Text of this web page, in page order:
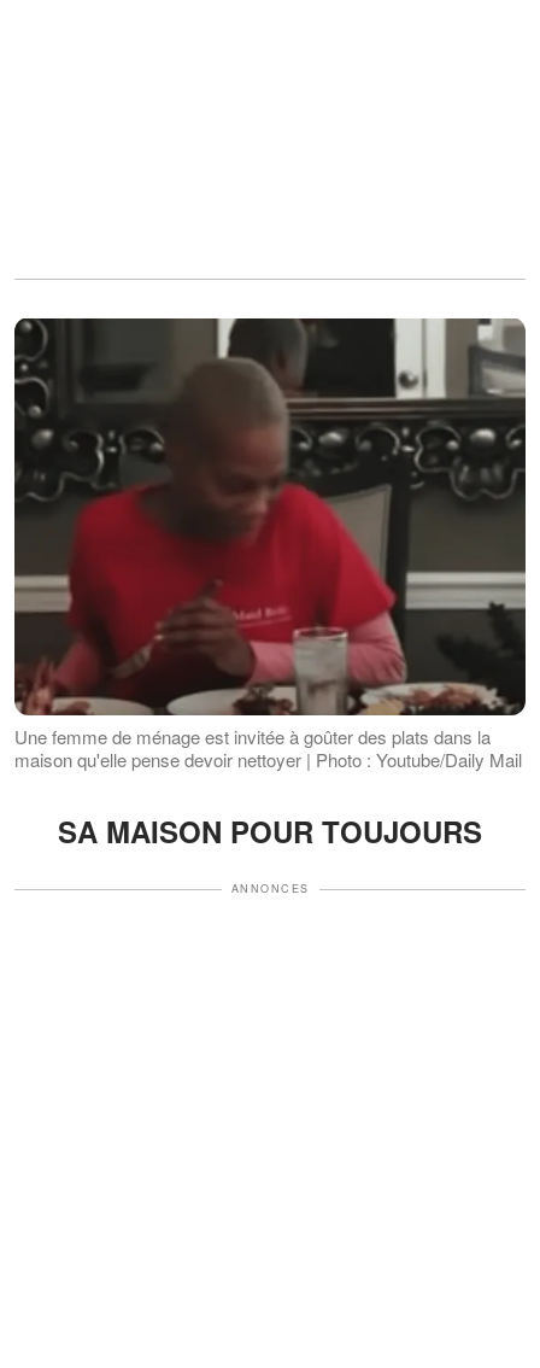
Une femme de ménage est invitée à goûter des plats dans la
maison qu'elle pense devoir nettoyer | Photo : Youtube/Daily Mail
SA MAISON POUR TOUJOURS
ANNONCES